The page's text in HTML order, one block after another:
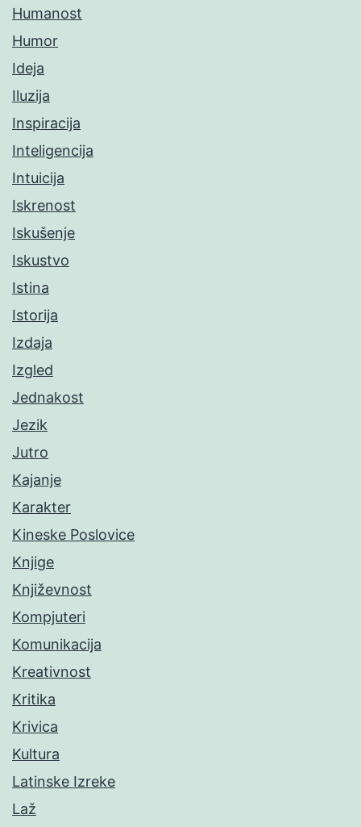
Humanost
Humor
Ideja
Iluzija
Inspiracija
Inteligencija
Intuicija
Iskrenost
Iskušenje
Iskustvo
Istina
Istorija
Izdaja
Izgled
Jednakost
Jezik
Jutro
Kajanje
Karakter
Kineske Poslovice
Knjige
Književnost
Kompjuteri
Komunikacija
Kreativnost
Kritika
Krivica
Kultura
Latinske Izreke
Laž